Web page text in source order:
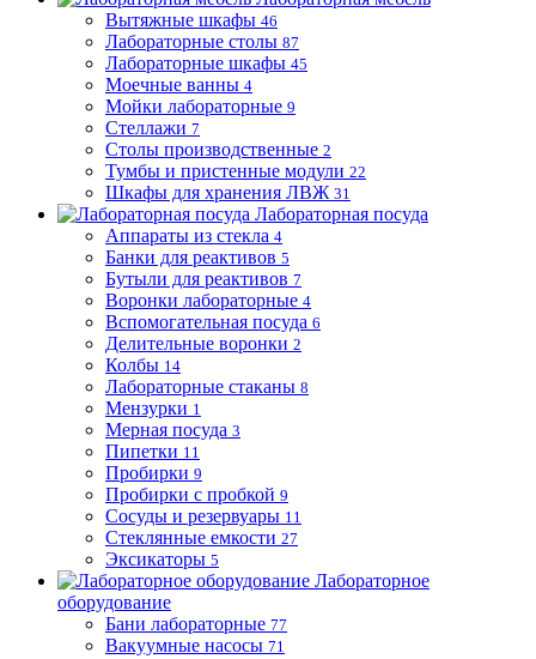
Вытяжные шкафы 46
Лабораторные столы 87
Лабораторные шкафы 45
Моечные ванны 4
Мойки лабораторные 9
Стеллажи 7
Столы производственные 2
Тумбы и пристенные модули 22
Шкафы для хранения ЛВЖ 31
Лабораторная посуда
Аппараты из стекла 4
Банки для реактивов 5
Бутыли для реактивов 7
Воронки лабораторные 4
Вспомогательная посуда 6
Делительные воронки 2
Колбы 14
Лабораторные стаканы 8
Мензурки 1
Мерная посуда 3
Пипетки 11
Пробирки 9
Пробирки с пробкой 9
Сосуды и резервуары 11
Стеклянные емкости 27
Эксикаторы 5
Лабораторное
оборудование
Бани лабораторные 77
Вакуумные насосы 71